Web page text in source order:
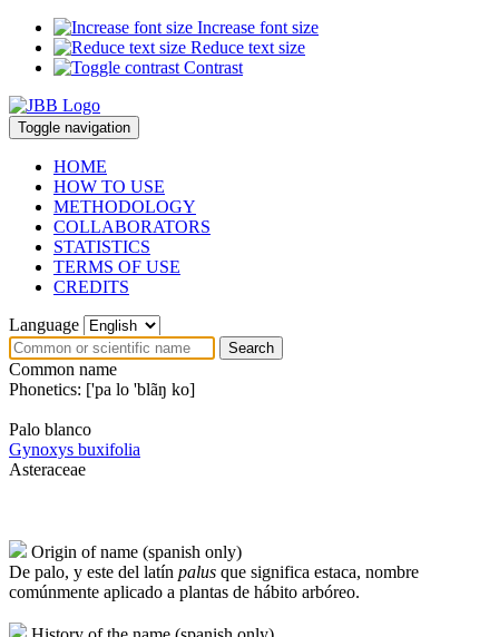
Increase font size
Reduce text size
Contrast
Toggle navigation
HOME
HOW TO USE
METHODOLOGY
COLLABORATORS
STATISTICS
TERMS OF USE
CREDITS
Language
Search
Common name
Phonetics: ['pa lo 'blãŋ ko]
Palo blanco
Gynoxys buxifolia
Asteraceae
Origin of name (spanish only)
De palo, y este del latín palus que significa estaca, nombre
comúnmente aplicado a plantas de hábito arbóreo.